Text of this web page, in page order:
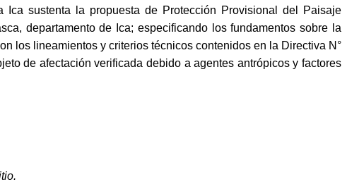
sustenta la propuesta de Protección Provisional del Paisaje
departamento de Ica; especificando los fundamentos sobre la
los lineamientos y criterios técnicos contenidos en la Directiva N°
de afectación verificada debido a agentes antrópicos y factores